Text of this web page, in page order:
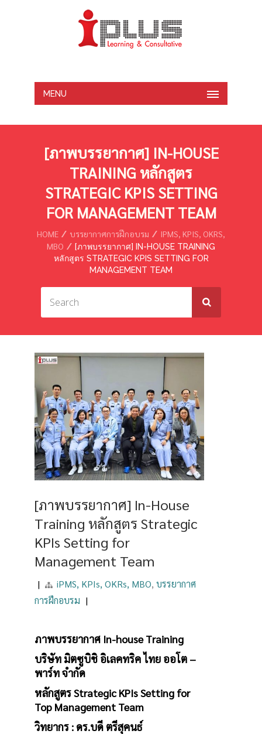
MENU
[ภาพบรรยากาศ] IN-HOUSE
TRAINING หลักสูตร
STRATEGIC KPIS SETTING
FOR MANAGEMENT TEAM
HOME บรรยากาศการฝึกอบรม
IPMS, KPIS, OKRS,
MBO
[ภาพบรรยากาศ] IN-HOUSE TRAINING
หลักสูตร STRATEGIC KPIS SETTING FOR
MANAGEMENT TEAM
[ภาพบรรยากาศ] In-House
Training หลักสูตร Strategic
KPIs Setting for
Management Team
| iPMS, KPIs, OKRs, MBO, บรรยากาศ
การฝึกอบรม |
ภาพบรรยากาศ In-house Training
บริษัท มิตซูบิชิ อิเลคทริค ไทย ออโต –
พาร์ท จำกัด
หลักสูตร Strategic KPIs Setting for
Top Management Team
วิทยากร : ดร.บดี ตรีสุคนธ์